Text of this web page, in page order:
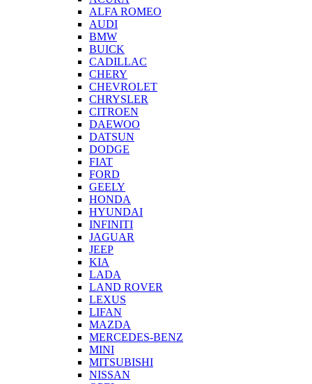
ALFA ROMEO
AUDI
BMW
BUICK
CADILLAC
CHERY
CHEVROLET
CHRYSLER
CITROEN
DAEWOO
DATSUN
DODGE
FIAT
FORD
GEELY
HONDA
HYUNDAI
INFINITI
JAGUAR
JEEP
KIA
LADA
LAND ROVER
LEXUS
LIFAN
MAZDA
MERCEDES-BENZ
MINI
MITSUBISHI
NISSAN